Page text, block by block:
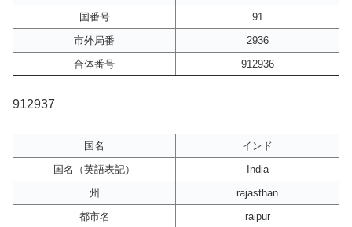
国番号
91
市外局番
2936
合体番号
912936
912937
国名
インド
国名（英語表記）
India
州
rajasthan
都市名
raipur